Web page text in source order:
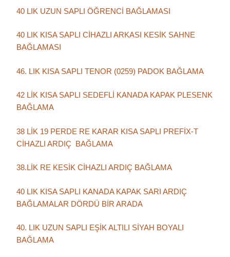
40 LIK UZUN SAPLI ÖĞRENCİ BAĞLAMASI
40 LIK KISA SAPLI CİHAZLI ARKASI KESİK SAHNE
BAĞLAMASI
46. LIK KISA SAPLI TENOR (0259) PADOK BAĞLAMA
42 LİK KISA SAPLI SEDEFLİ KANADA KAPAK PLESENK
BAĞLAMA
38 LİK 19 PERDE RE KARAR KISA SAPLI PREFİX-T
CİHAZLI ARDIÇ BAĞLAMA
38.LİK RE KESİK CİHAZLI ARDIÇ BAĞLAMA
40 LIK KISA SAPLI KANADA KAPAK SARI ARDIÇ
BAĞLAMALAR DÖRDÜ BİR ARADA
40. LIK UZUN SAPLI EŞİK ALTILI SİYAH BOYALI
BAĞLAMA